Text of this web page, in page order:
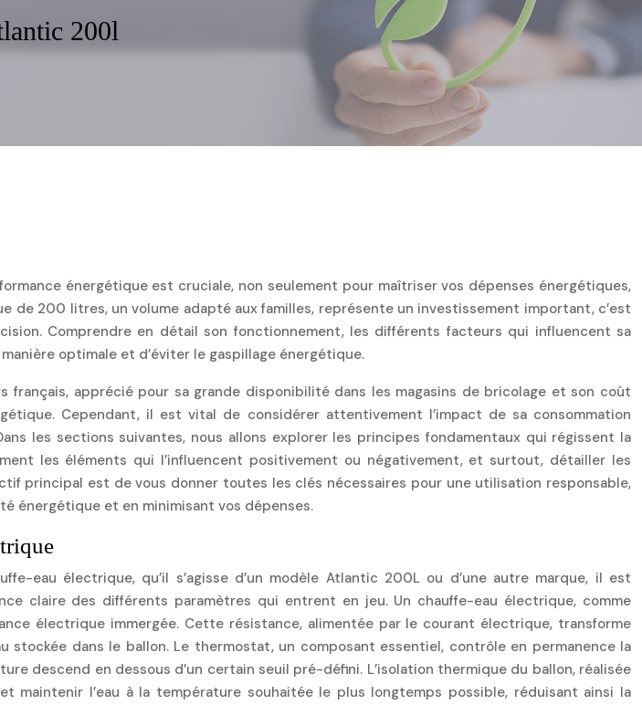
200l
énergétique est cruciale, non seulement pour maîtriser vos dépenses énergétiques,
200 litres, un volume adapté aux familles, représente un investissement important, c’est
Comprendre en détail son fonctionnement, les différents facteurs qui influencent sa
optimale et d’éviter le gaspillage énergétique.
apprécié pour sa grande disponibilité dans les magasins de bricolage et son coût
Cependant, il est vital de considérer attentivement l’impact de sa consommation
les sections suivantes, nous allons explorer les principes fondamentaux qui régissent la
les éléments qui l’influencent positivement ou négativement, et surtout, détailler les
principal est de vous donner toutes les clés nécessaires pour une utilisation responsable,
énergétique et en minimisant vos dépenses.
eau électrique, qu’il s’agisse d’un modèle Atlantic 200L ou d’une autre marque, il est
claire des différents paramètres qui entrent en jeu. Un chauffe-eau électrique, comme
électrique immergée. Cette résistance, alimentée par le courant électrique, transforme
dans le ballon. Le thermostat, un composant essentiel, contrôle en permanence la
descend en dessous d’un certain seuil pré-défini. L’isolation thermique du ballon, réalisée
l’eau à la température souhaitée le plus longtemps possible, réduisant ainsi la